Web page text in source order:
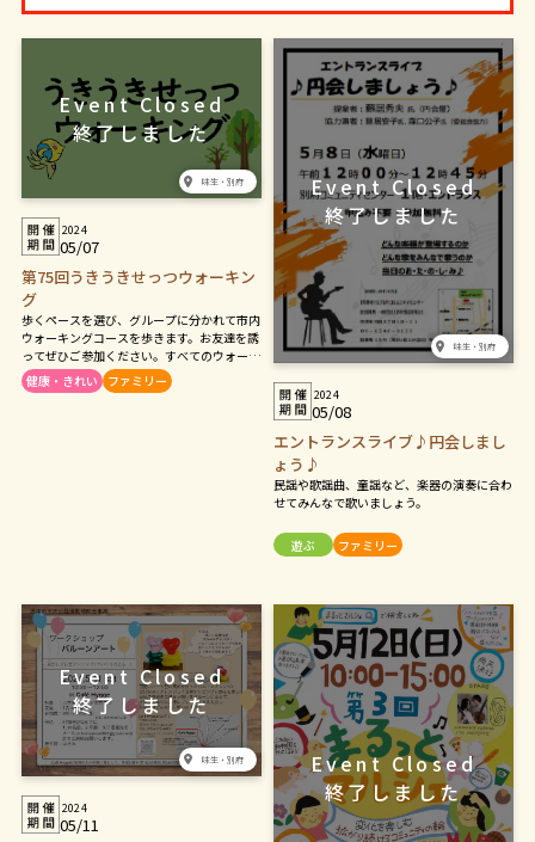
味生・別府
2024
05/07
第75回うきうきせっつウォーキン
グ
歩くペースを選び、グループに分かれて市内
ウォーキングコースを歩きます。お友達を誘
ってぜひご参加ください。すべてのウォーキ
ングに参加された摂津市民には「皆勤賞」を
授与いたします。持ち物：参加票もしくはメ
健康・きれい ファミリー
味生・別府
2024
05/08
エントランスライブ♪円会しまし
ょう♪
民謡や歌謡曲、童謡など、楽器の演奏に合わ
せてみんなで歌いましょう。
遊ぶ ファミリー
味生・別府
2024
05/11